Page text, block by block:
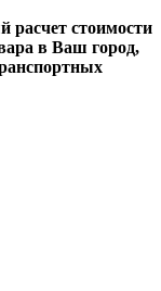
расчет стоимости
в Ваш город,